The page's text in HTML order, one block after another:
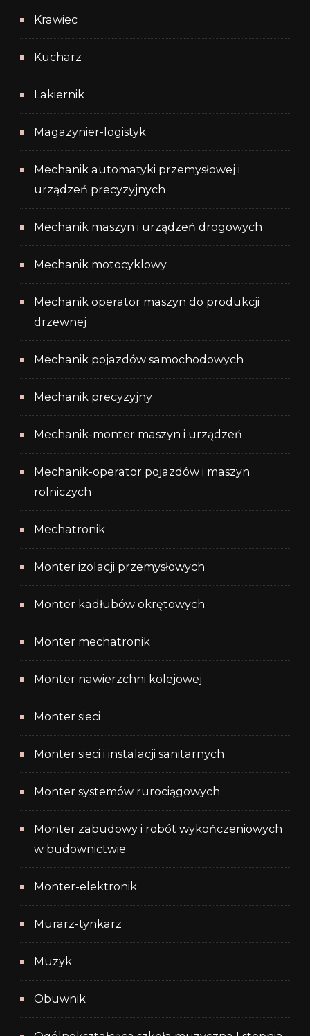
Krawiec
Kucharz
Lakiernik
Magazynier-logistyk
Mechanik automatyki przemysłowej i
urządzeń precyzyjnych
Mechanik maszyn i urządzeń drogowych
Mechanik motocyklowy
Mechanik operator maszyn do produkcji
drzewnej
Mechanik pojazdów samochodowych
Mechanik precyzyjny
Mechanik-monter maszyn i urządzeń
Mechanik-operator pojazdów i maszyn
rolniczych
Mechatronik
Monter izolacji przemysłowych
Monter kadłubów okrętowych
Monter mechatronik
Monter nawierzchni kolejowej
Monter sieci
Monter sieci i instalacji sanitarnych
Monter systemów rurociągowych
Monter zabudowy i robót wykończeniowych
w budownictwie
Monter-elektronik
Murarz-tynkarz
Muzyk
Obuwnik